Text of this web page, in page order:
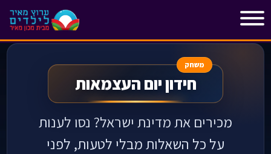
משחק
חידון יום העצמאות
מכירים את מדינת ישראל? נסו לענות
על כל השאלות מבלי לטעות, לפני